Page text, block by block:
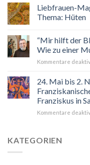
Liebfrauen-
Thema: Hüten
“Mir hilft der
Wie zu einer
Kommentare
24. Mai bis 2.
Franziskus in
Kommentare
KATEGORIEN